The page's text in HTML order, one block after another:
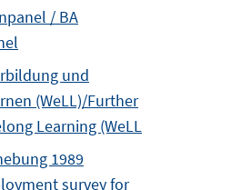
/ BA
und
(WeLL)/Further
Learning (WeLL
1989
survey for